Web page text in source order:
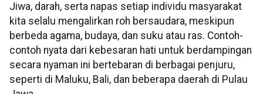
Jiwa, darah, serta napas setiap individu masyarakat
kita selalu mengalirkan roh bersaudara, meskipun
berbeda agama, budaya, dan suku atau ras. Contoh-
contoh nyata dari kebesaran hati untuk berdampingan
secara nyaman ini bertebaran di berbagai penjuru,
seperti di Maluku, Bali, dan beberapa daerah di Pulau